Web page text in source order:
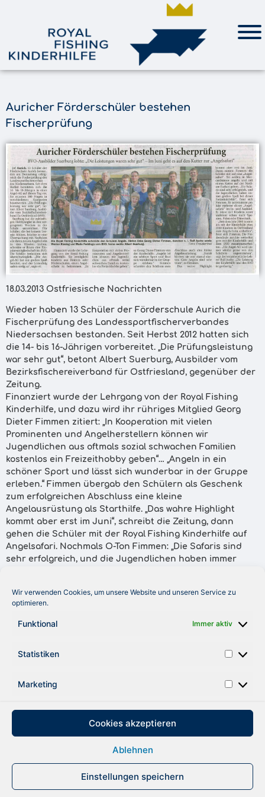
Wir verwenden Cookies, um unsere Website und unseren Service zu
optimieren.
Funktional Immer aktiv
Statistiken
Marketing
Cookies akzeptieren
Ablehnen
Einstellungen speichern
Auricher Förderschüler bestehen
Fischerprüfung
18.03.2013 Ostfriesische Nachrichten
Wieder haben 13 Schüler der Förderschule Aurich die
Fischerprüfung des Landessportfischerverbandes
Niedersachsen bestanden. Seit Herbst 2012 hatten sich
die 14- bis 16-Jährigen vorbereitet. „Die Prüfungsleistung
war sehr gut“, betont Albert Suerburg, Ausbilder vom
Bezirksfischereiverband für Ostfriesland, gegenüber der
Zeitung.
Finanziert wurde der Lehrgang von der Royal Fishing
Kinderhilfe, und dazu wird ihr rühriges Mitglied Georg
Dieter Fimmen zitiert: „In Kooperation mit vielen
Prominenten und Angelherstellern können wir
Jugendlichen aus oftmals sozial schwachen Familien
kostenlos ein Freizeithobby geben“… „Angeln in ein
schöner Sport und lässt sich wunderbar in der Gruppe
erleben.“ Fimmen übergab den Schülern als Geschenk
zum erfolgreichen Abschluss eine kleine
Angelausrüstung als Starthilfe. „Das wahre Highlight
kommt aber erst im Juni“, schreibt die Zeitung, dann
gehen die Schüler mit der Royal Fishing Kinderhilfe auf
Angelsafari. Nochmals O-Ton Fimmen: „Die Safaris sind
sehr erfolgreich, und die Jugendlichen haben immer
2.100 Kindern in Ostfriesland zum Angelschein verhelfen
konnte.
Die Förderschule möchte diese Zusammenarbeit gern
… Die Leistung der Kinderhilfe und des BVO ist großartig.“
DATENSCHUTZ IMPRESSUM